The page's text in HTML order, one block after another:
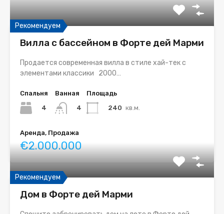
Рекомендуем
Вилла с бассейном в Форте дей Марми
Продается современная вилла в стиле хай-тек с
элементами классики 2000…
Спальня
4
Ванная
4
Площадь
240 кв.м.
Аренда, Продажа
€2.000.000
Рекомендуем
Дом в Форте дей Марми